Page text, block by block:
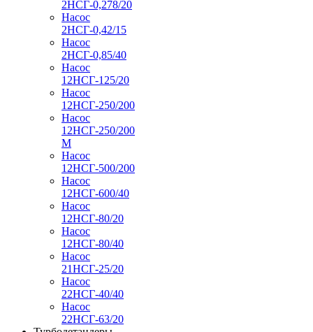
2НСГ-0,278/20
Насос
2НСГ-0,42/15
Насос
2НСГ-0,85/40
Насос
12НСГ-125/20
Насос
12НСГ-250/200
Насос
12НСГ-250/200
М
Насос
12НСГ-500/200
Насос
12НСГ-600/40
Насос
12НСГ-80/20
Насос
12НСГ-80/40
Насос
21НСГ-25/20
Насос
22НСГ-40/40
Насос
22НСГ-63/20